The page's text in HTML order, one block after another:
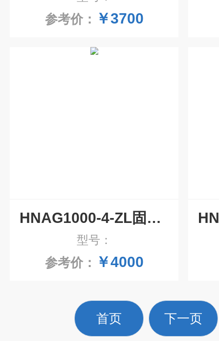
参考价： ￥3700
HNAG1000-4-ZL固定式四合一气体检测仪
型号：
参考价： ￥4000
首页 下一页